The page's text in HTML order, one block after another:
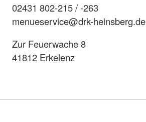
02431 802-215 / -263
menueservice@drk-heinsberg.de
Zur Feuerwache 8
41812 Erkelenz